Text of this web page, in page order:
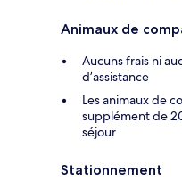
Animaux de
Aucuns frais ni
d’assistance
Les animaux de
supplément de
séjour
Stationnement